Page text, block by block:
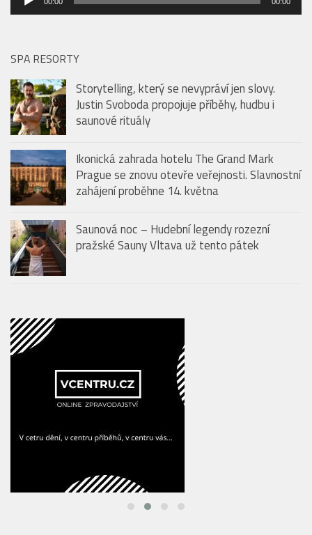
SPA RESORTY
Justin Svoboda propojuje příběhy, hudbu i
Ikonická zahrada hotelu The Grand Mark
Prague se znovu otevře veřejnosti. Slavnostní
Saunová noc – Hudební legendy rozezní
pražské Sauny Vltava už tento pátek